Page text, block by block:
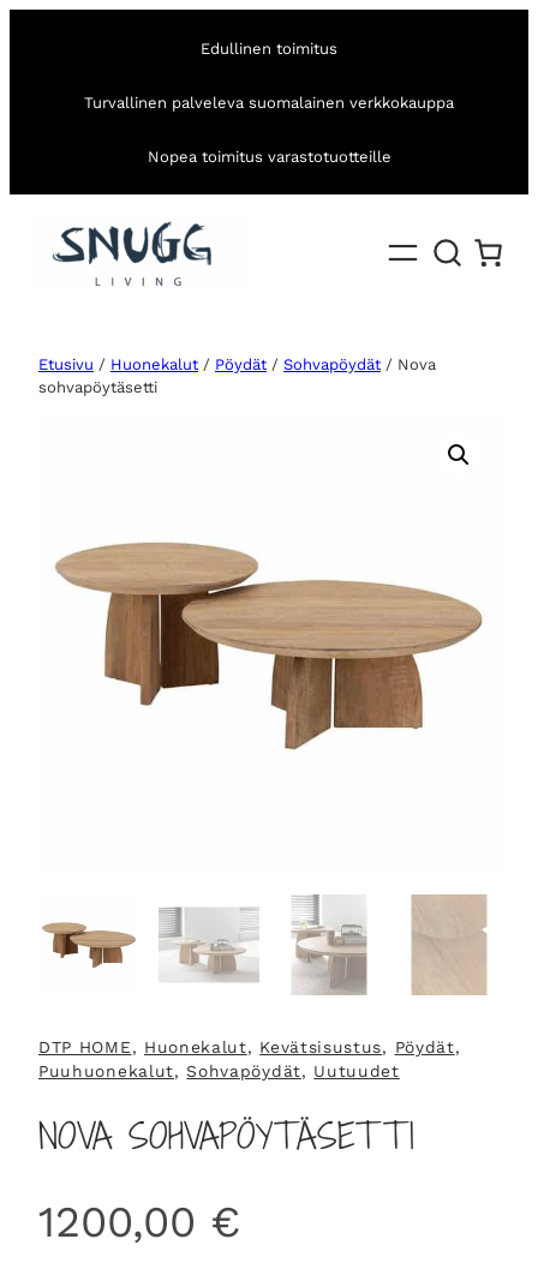
Edullinen toimitus
Turvallinen palveleva suomalainen verkkokauppa
Nopea toimitus varastotuotteille
Etusivu / Huonekalut / Pöydät / Sohvapöydät / Nova
sohvapöytäsetti
DTP HOME, Huonekalut, Kevätsisustus, Pöydät
Puuhuonekalut, Sohvapöydät, Uutuudet
NOVA SOHVAPÖYTÄSETTI
1200,00 €